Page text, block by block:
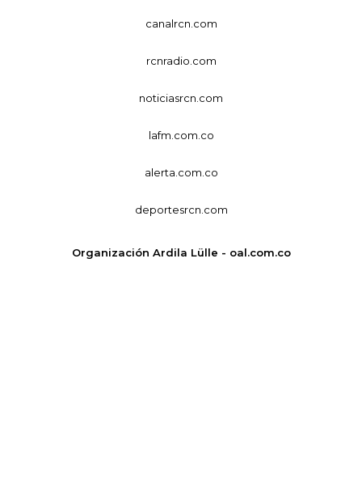
canalrcn.com
rcnradio.com
noticiasrcn.com
lafm.com.co
alerta.com.co
deportesrcn.com
Organización Ardila Lülle - oal.com.co